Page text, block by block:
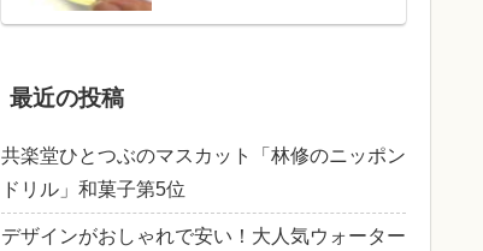
最近の投稿
共楽堂ひとつぶのマスカット「林修のニッポン
ドリル」和菓子第5位
デザインがおしゃれで安い！大人気ウォーター